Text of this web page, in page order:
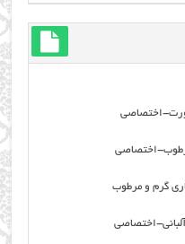
اختصاصی
مرطوب-اختصاصی
گرم و مرطوب
اختصاصی